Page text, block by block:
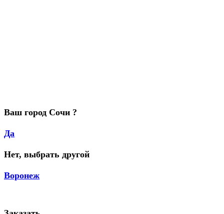
Ваш город Сочи ?
Да
Нет, выбрать другой
Воронеж